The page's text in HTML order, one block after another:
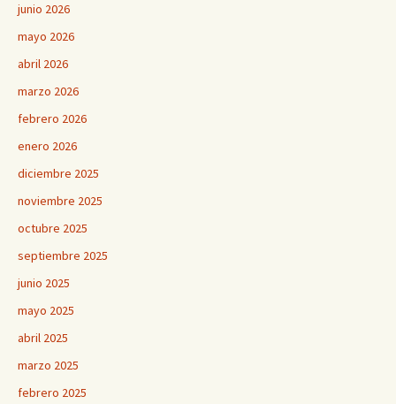
junio 2026
mayo 2026
abril 2026
marzo 2026
febrero 2026
enero 2026
diciembre 2025
noviembre 2025
octubre 2025
septiembre 2025
junio 2025
mayo 2025
abril 2025
marzo 2025
febrero 2025